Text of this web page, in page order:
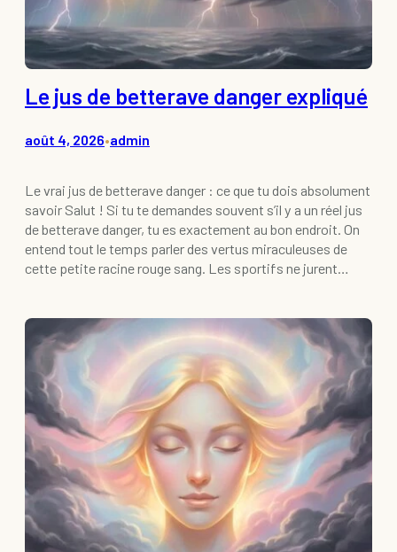
Le jus de betterave danger expliqué
août 4, 2026•admin
Le vrai jus de betterave danger : ce que tu dois absolument
savoir Salut ! Si tu te demandes souvent s’il y a un réel jus
de betterave danger, tu es exactement au bon endroit. On
entend tout le temps parler des vertus miraculeuses de
cette petite racine rouge sang. Les sportifs ne jurent…